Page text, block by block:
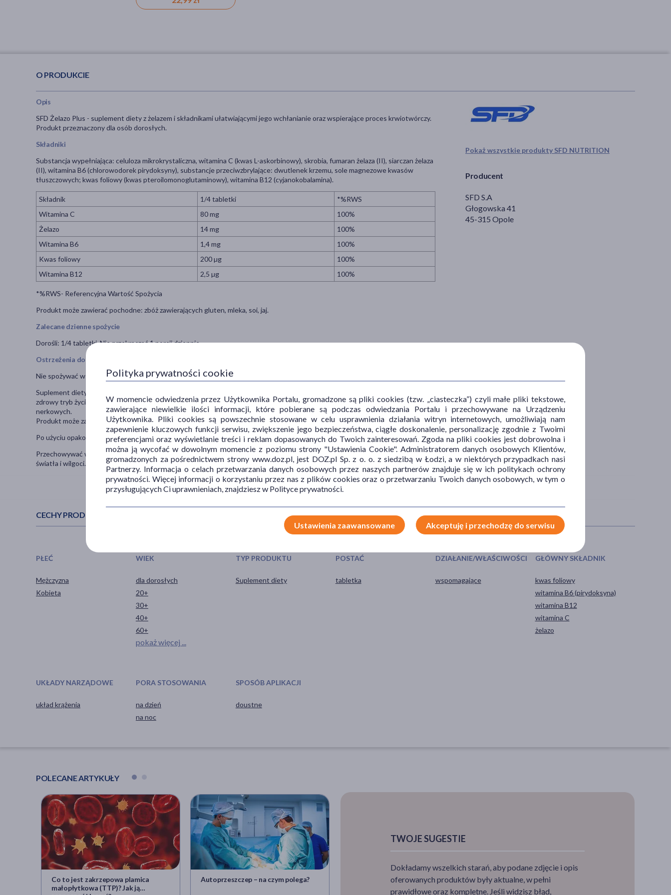
O PRODUKCIE
Pokaż wszystkie produkty SFD NUTRITION
Producent
SFD S.A
Głogowska 41
45-315 Opole
Opis
SFD Żelazo Plus - suplement diety z żelazem i składnikami ułatwiającymi jego wchłanianie oraz wspierające proces krwiotwórczy.
Produkt przeznaczony dla osób dorosłych.
Składniki
Substancja wypełniająca: celuloza mikrokrystaliczna, witamina C (kwas L-askorbinowy), skrobia, fumaran żelaza (II), siarczan żelaza
(II), witamina B6 (chlorowodorek pirydoksyny), substancje przeciwzbrylające: dwutlenek krzemu, sole magnezowe kwasów
tłuszczowych; kwas foliowy (kwas pteroilomonoglutaminowy), witamina B12 (cyjanokobalamina).
Składnik 1/4 tabletki
*%RWS
Witamina C
80 mg
100%
Żelazo
14 mg
100%
Witamina B6
1,4 mg
100%
Kwas foliowy
200 µg
100%
Witamina B12
2,5 µg 100%
*%RWS- Referencyjna Wartość Spożycia
Produkt może zawierać pochodne: zbóż zawierających gluten, mleka, soi, jaj.
Zalecane dzienne spożycie
Dorośli: 1/4 tabletki. Nie przekraczać 1 porcji dziennie.
Ostrzeżenia dotyczące bezpieczeństwa
Nie spożywać w przypadku uczulenia na którykolwiek składnik.
Suplement diety nie może być stosowany jako substytut zróżnicowanej diety. Zalecany jest zbilansowany sposób żywienia i
zdrowy tryb życia. Nie stosować u osób chorujących na kamicę nerkową oraz mających tendencje do tworzenia się kamieni
nerkowych.
Produkt może zawierać pochodne: zbóż zawierających gluten, mleka, soi, jaj.
Po użyciu opakowanie należy zawsze zamykać.
Przechowywać w suchym miejscu, w temperaturze nie przekraczającej 25°C i w sposób niedostępny dla małych dzieci. Chronić od
światła i wilgoci.
CECHY PRODUKTU
PŁEĆ
Mężczyzna
Kobieta
WIEK
dla dorosłych
20+
30+
40+
60+
pokaż więcej ...
TYP PRODUKTU
Suplement diety
POSTAĆ
tabletka
DZIAŁANIE/WŁAŚCIWOŚCI
wspomagające
GŁÓWNY SKŁADNIK
kwas foliowy
witamina B6 (pirydoksyna)
witamina B12
witamina C
żelazo
UKŁADY NARZĄDOWE
układ krążenia
PORA STOSOWANIA
na dzień
na noc
SPOSÓB APLIKACJI
doustne
POLECANE ARTYKUŁY
Co to jest zakrzepowa plamica
małopłytkowa (TTP)? Jak ją
Autoprzeszczep – na czym polega?
Zespół popunkcyjny – na czym
TWOJE SUGESTIE
Dokładamy wszelkich starań, aby podane zdjęcie i opis
oferowanych produktów były aktualne, w pełni
prawidłowe oraz kompletne. Jeśli widzisz błąd,
Polityka prywatności cookie
W momencie odwiedzenia przez Użytkownika Portalu, gromadzone są pliki cookies (tzw. „ciasteczka”) czyli małe pliki tekstowe,
zawierające niewielkie ilości informacji, które pobierane są podczas odwiedzania Portalu i przechowywane na Urządzeniu
Użytkownika. Pliki cookies są powszechnie stosowane w celu usprawnienia działania witryn internetowych, umożliwiają nam
zapewnienie kluczowych funkcji serwisu, zwiększenie jego bezpieczeństwa, ciągłe doskonalenie, personalizację zgodnie z Twoimi
preferencjami oraz wyświetlanie treści i reklam dopasowanych do Twoich zainteresowań. Zgoda na pliki cookies jest dobrowolna i
można ją wycofać w dowolnym momencie z poziomu strony "Ustawienia Cookie". Administratorem danych osobowych Klientów,
gromadzonych za pośrednictwem strony www.doz.pl, jest DOZ.pl Sp. z o. o. z siedzibą w Łodzi, a w niektórych przypadkach nasi
Partnerzy. Informacja o celach przetwarzania danych osobowych przez naszych partnerów znajduje się w ich politykach ochrony
prywatności. Więcej informacji o korzystaniu przez nas z plików cookies oraz o przetwarzaniu Twoich danych osobowych, w tym o
przysługujących Ci uprawnieniach, znajdziesz w Polityce prywatności.
Ustawienia zaawansowane Akceptuję i przechodzę do serwisu